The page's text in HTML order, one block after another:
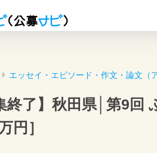
エッセイ・エピソード・作文・論文（
終了】秋田県│第9回
円］